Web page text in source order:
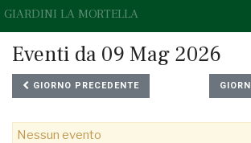
GIARDINI LA MORTELLA
Eventi da 09 Mag 2026
GIORNO PRECEDENTE
Nessun evento